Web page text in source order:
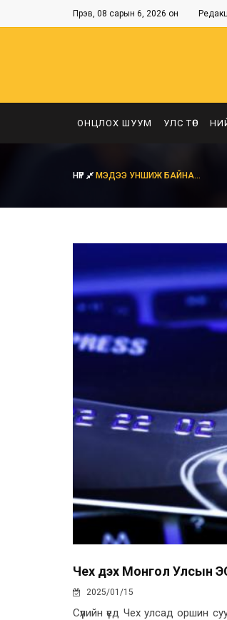
Пүрэв, 08 сарын 6, 2026 он
ОНЦЛОХ ШУУМ УЛС ТӨР
НҮҮР МЭДЭЭ УНШИЖ БАЙНА...
Чех дэх Монгол Улсын
2025/01/15
Сүүлийн үед Чех улсад оршин